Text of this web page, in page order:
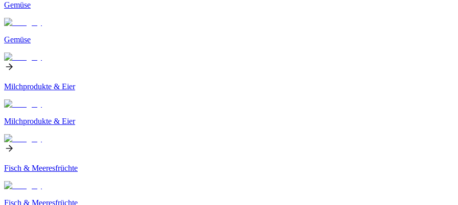
Gemüse
Gemüse
Milchprodukte & Eier
Milchprodukte & Eier
Fisch & Meeresfrüchte
Fisch & Meeresfrüchte